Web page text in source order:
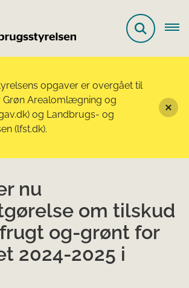
opgaver er overgået til
Grøn Arealomlægning og
og Landbrugs- og
(lfst.dk).
nu
om tilskud
og-grønt for
2024-2025 i